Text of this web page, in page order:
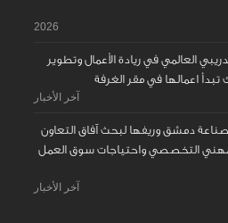
2026
العالمي في ريادة الأعمال وتطوير
اعمالها في مقر الغرفة
آخر الأخبار
دمشق وريفها لبحث آفاق التعاون
التخصصي واحتياجات سوق العمل
آخر الأخبار